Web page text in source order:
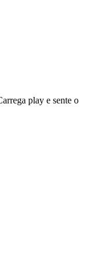
play e sente o